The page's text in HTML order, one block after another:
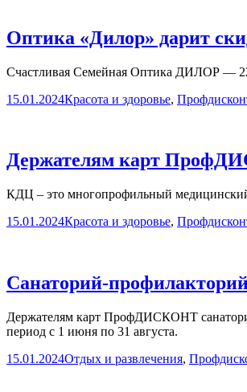
Оптика «Дилор» дарит
Счастливая Семейная Оптика ДИЛОР — 22
15.01.2024Красота и здоровье,
Держателям карт
КДЦ – это многопрофильный медицинский
15.01.2024Красота и здоровье,
Санаторий-
Держателям карт ПрофДИСКОНТ
период с 1 июня по 31 августа.
15.01.2024Отдых и развлечения,